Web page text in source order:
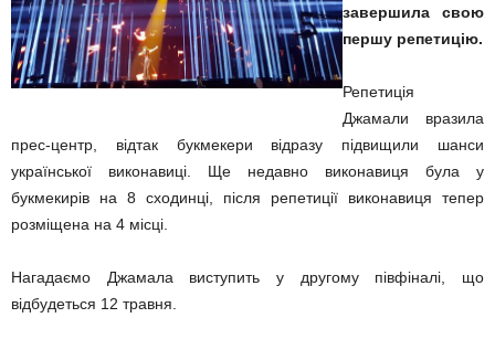
завершила свою
першу репетицію.
Репетиція
Джамали вразила
прес-центр, відтак букмекери відразу підвищили шанси
української виконавиці. Ще недавно виконавиця була у
букмекирів на 8 сходинці, після репетиції виконавиця тепер
розміщена на 4 місці.
Нагадаємо Джамала виступить у другому півфіналі, що
відбудеться 12 травня.